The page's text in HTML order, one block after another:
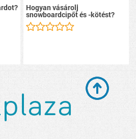
Hogyan vásárolj
snowboardcipőt és -kötést?